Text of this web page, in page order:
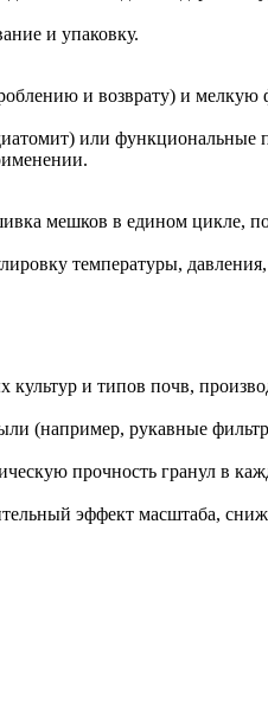
и упаковку.
и возврату) и
или функциональные
мешков в едином цикле,
температуры, давления,
культур и типов почв,
(например, рукавные
прочность гранул в
эффект масштаба,